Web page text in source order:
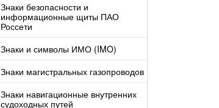
Знаки безопасности и
информационные щиты ПАО
Россети
Знаки и символы ИМО (IMO)
Знаки магистральных газопроводов
Знаки навигационные внутренних
судоходных путей